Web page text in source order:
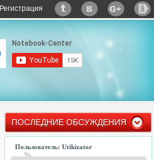
Регистрация
ПОСЛЕДНИЕ ОБСУЖДЕНИЯ
Пользователь: Utikizator